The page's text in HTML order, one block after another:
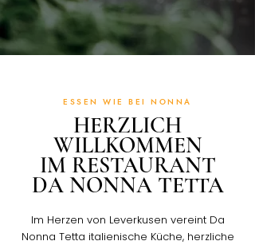
ESSEN WIE BEI NONNA
HERZLICH
WILLKOMMEN
IM RESTAURANT
DA NONNA TETTA
Im Herzen von Leverkusen vereint Da
Nonna Tetta italienische Küche, herzliche